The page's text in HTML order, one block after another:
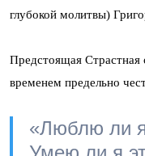
глубокой молитвы)
Предстоящая Страстная
временем предельно
«Люблю ли